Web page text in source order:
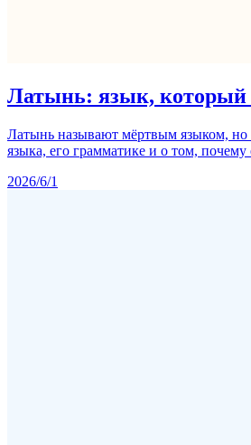
Латынь: язык, который
Латынь называют мёртвым языком, но
языка, его грамматике и о том,
2026/6/1